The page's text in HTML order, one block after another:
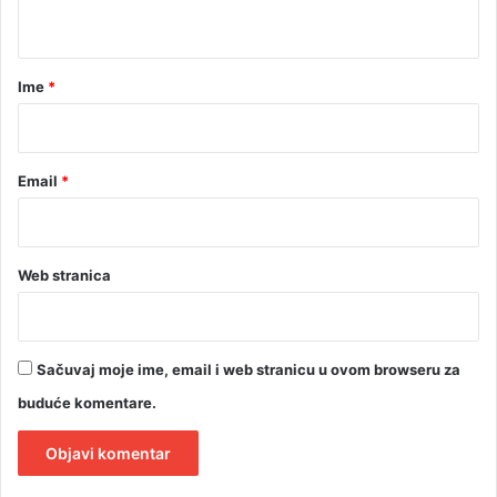
rIme *
Email *
Web stranica
Sačuvaj moje ime, email i web stranicu u ovom browseru za
buduće komentare.